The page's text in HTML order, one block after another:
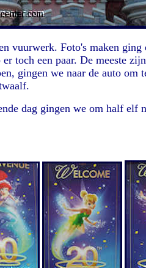
vuurwerk. Foto's maken
er toch een paar. De meeste
gingen we naar de auto om
dag gingen we om half elf